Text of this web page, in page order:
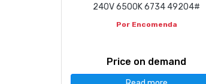
240V 6500K 6734 49204#
Por Encomenda
Price on demand